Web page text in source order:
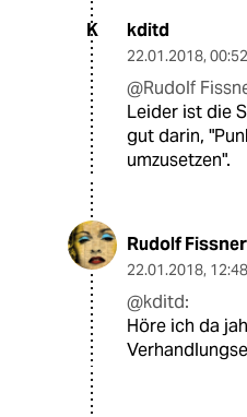
K kditd
22.01.2018,
@Rudolf
Leider ist die
gut darin,
umzusetzen".
Rudolf Fissner
22.01.2018,
@kditd:
Höre ich da